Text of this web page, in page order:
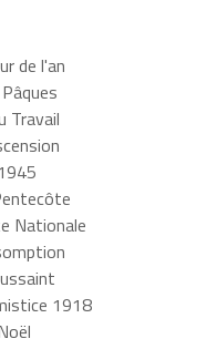
de l'an
Travail
Nationale
1918